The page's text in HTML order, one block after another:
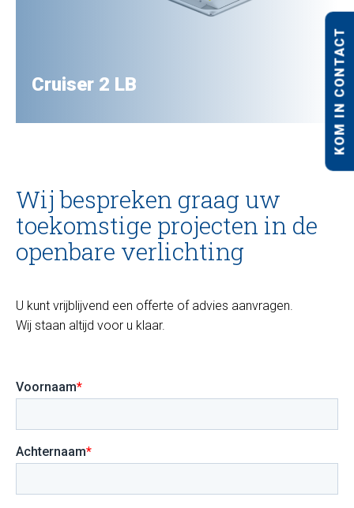
KOM IN CONTACT
Cruiser 2 LB
Wij bespreken graag uw
toekomstige projecten in de
openbare verlichting
U kunt vrijblijvend een offerte of advies aanvragen.
Wij staan altijd voor u klaar.